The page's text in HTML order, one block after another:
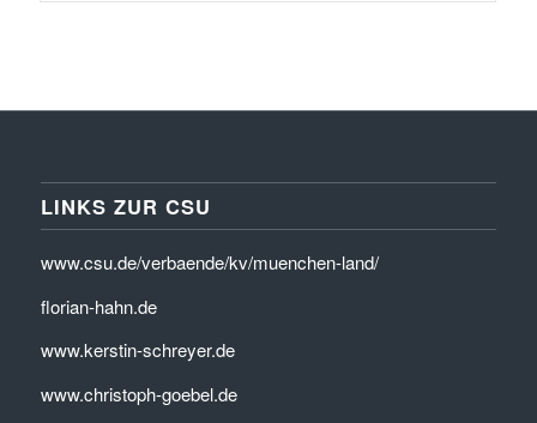
LINKS ZUR CSU
www.csu.de/verbaende/kv/muenchen-land/
florian-hahn.de
www.kerstin-schreyer.de
www.christoph-goebel.de